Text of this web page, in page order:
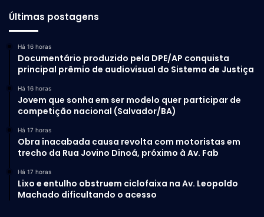
Últimas postagens
Há 16 horas
Documentário produzido pela DPE/AP conquista
principal prêmio de audiovisual do Sistema de Justiça
Há 16 horas
Jovem que sonha em ser modelo quer participar de
competição nacional (Salvador/BA)
Há 17 horas
Obra inacabada causa revolta com motoristas em
trecho da Rua Jovino Dinoá, próximo à Av. Fab
Há 17 horas
Lixo e entulho obstruem ciclofaixa na Av. Leopoldo
Machado dificultando o acesso